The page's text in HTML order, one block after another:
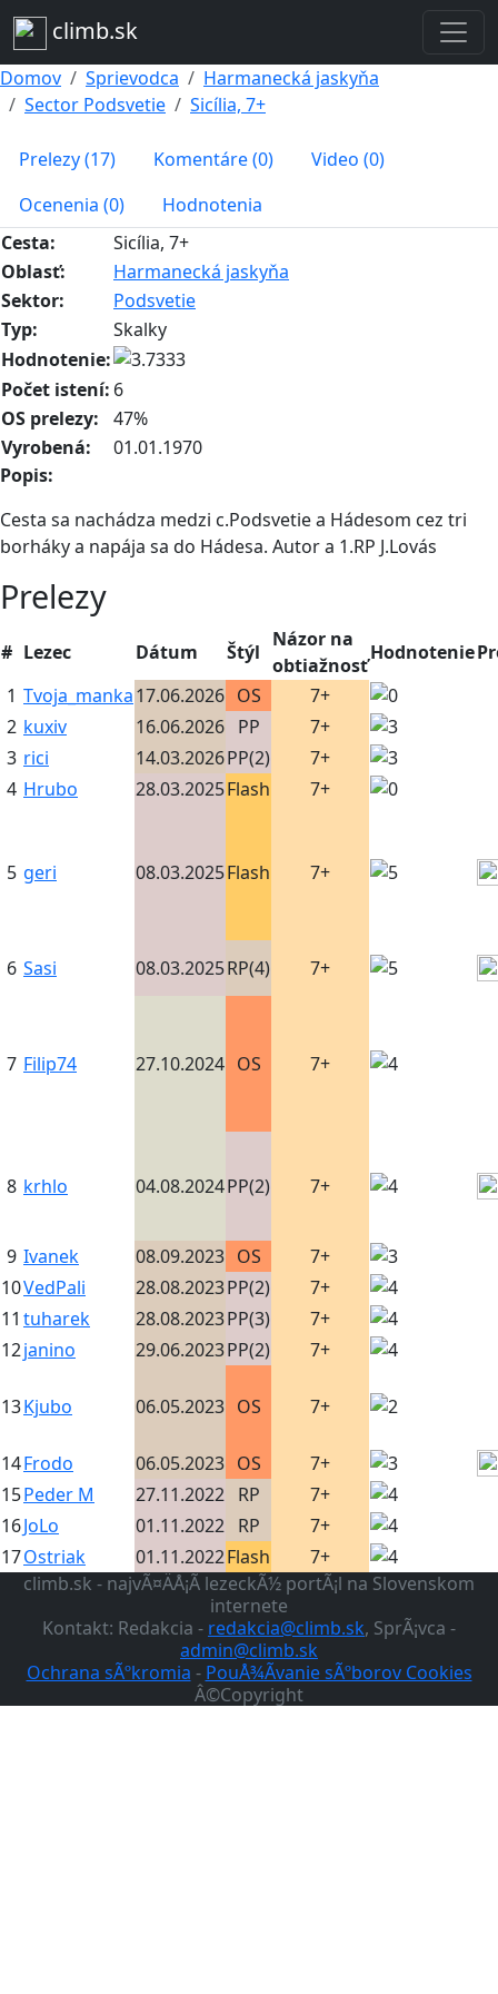
climb.sk
Domov Sprievodca
Harmanecká jaskyňa
Sector Podsvetie
Sicília, 7+
Prelezy (17) Komentáre (0)
Video (0)
Ocenenia (0)
Hodnotenia
Cesta:
Sicília, 7+
Oblasť:
Harmanecká jaskyňa
Sektor:
Podsvetie
Typ:
Skalky
Hodnotenie:
Počet istení: 6
OS prelezy:
47%
Vyrobená:
01.01.1970
Popis:
Cesta sa nachádza medzi c.Podsvetie a Hádesom cez tri
borháky a napája sa do Hádesa. Autor a 1.RP J.Lovás
Prelezy
# Lezec Dátum Štýl
Názor na
obtiažnosť
Hodnotenie
1 Tvoja_manka17.06.2026 OS
7+
2 kuxiv 16.06.2026 PP
7+
3 rici 14.03.2026PP(2)
7+
4 Hrubo 28.03.2025Flash 7+
5 geri 08.03.2025Flash 7+
6 Sasi 08.03.2025RP(4) 7+
7 Filip74 27.10.2024 OS 7+
8 krhlo 04.08.2024PP(2) 7+
9 Ivanek 08.09.2023 OS
7+
10VedPali 28.08.2023PP(2)
7+
11 tuharek 28.08.2023PP(3)
7+
12janino 29.06.2023PP(2) 7+
13Kjubo 06.05.2023 OS 7+
14Frodo 06.05.2023 OS
7+
15Peder M 27.11.2022 RP
7+
16JoLo 01.11.2022 RP
7+
17Ostriak 01.11.2022Flash
7+
climb.sk - najvÃ¤ÄÅ¡Ã­ lezeckÃ½ portÃ¡l na Slovenskom
internete
Kontakt: Redakcia - redakcia@climb.sk, SprÃ¡vca -
admin@climb.sk
Ochrana sÃºkromia - PouÅ¾Ã­vanie sÃºborov Cookies
Â©Copyright